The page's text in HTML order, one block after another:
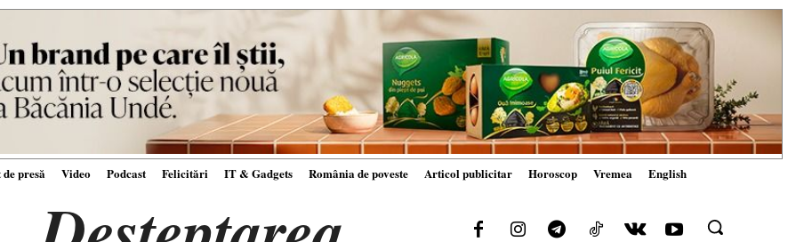
presă Video Podcast Felicitări IT & Gadgets România de poveste Articol publicitar Horoscop Vremea English